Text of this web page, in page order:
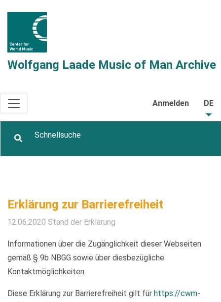
Wolfgang Laade Music of Man Archive
Anmelden DE
Erklärung zur Barrierefreiheit
12.06.2020 Stand der Erklärung
Informationen über die Zugänglichkeit dieser Webseiten
gemäß § 9b NBGG sowie über diesbezügliche
Kontaktmöglichkeiten.
Diese Erklärung zur Barrierefreiheit gilt für https://cwm-